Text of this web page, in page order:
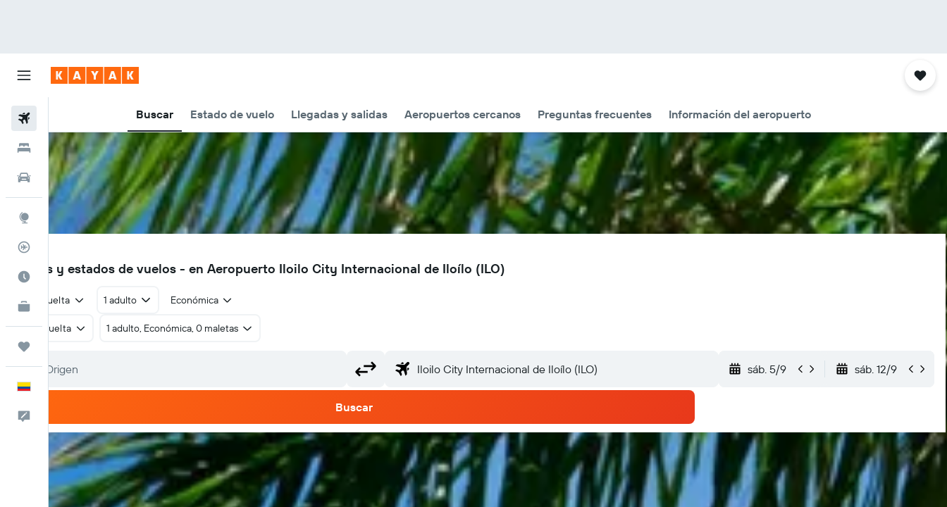
Buscar Estado de vuelo Llegadas y salidas Aeropuertos cercanos Preguntas frecuentes Información del aeropuerto
Hoteles
Autos
Cuándo ir
KAYAK for Business
NUEVO
ILO
Vuelos y estados de vuelos - en Aeropuerto Iloilo City Internacional de Iloílo (ILO)
Ida y vuelta 1 adulto Económica
Ida y vuelta 1 adulto, Económica, 0 maletas
sáb. 5/9 sáb. 12/9
Buscar